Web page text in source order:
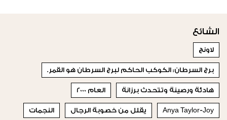
الشائع
لاونج
برج السرطان: الكوكب الحاكم لبرج السرطان هو القمر.
هادئة ورصينة وتتحدث برزانة العام 2000
Anya Taylor-Joy يقلل من خصوبة الرجال النجمات